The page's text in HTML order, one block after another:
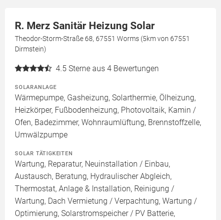
R. Merz Sanitär Heizung Solar
Theodor-Storm-Straße 68, 67551 Worms (5km von 67551
Dirmstein)
4.5 Sterne aus 4 Bewertungen
SOLARANLAGE
Wärmepumpe, Gasheizung, Solarthermie, Ölheizung,
Heizkörper, Fußbodenheizung, Photovoltaik, Kamin /
Ofen, Badezimmer, Wohnraumlüftung, Brennstoffzelle,
Umwälzpumpe
SOLAR TÄTIGKEITEN
Wartung, Reparatur, Neuinstallation / Einbau,
Austausch, Beratung, Hydraulischer Abgleich,
Thermostat, Anlage & Installation, Reinigung /
Wartung, Dach Vermietung / Verpachtung, Wartung /
Optimierung, Solarstromspeicher / PV Batterie,